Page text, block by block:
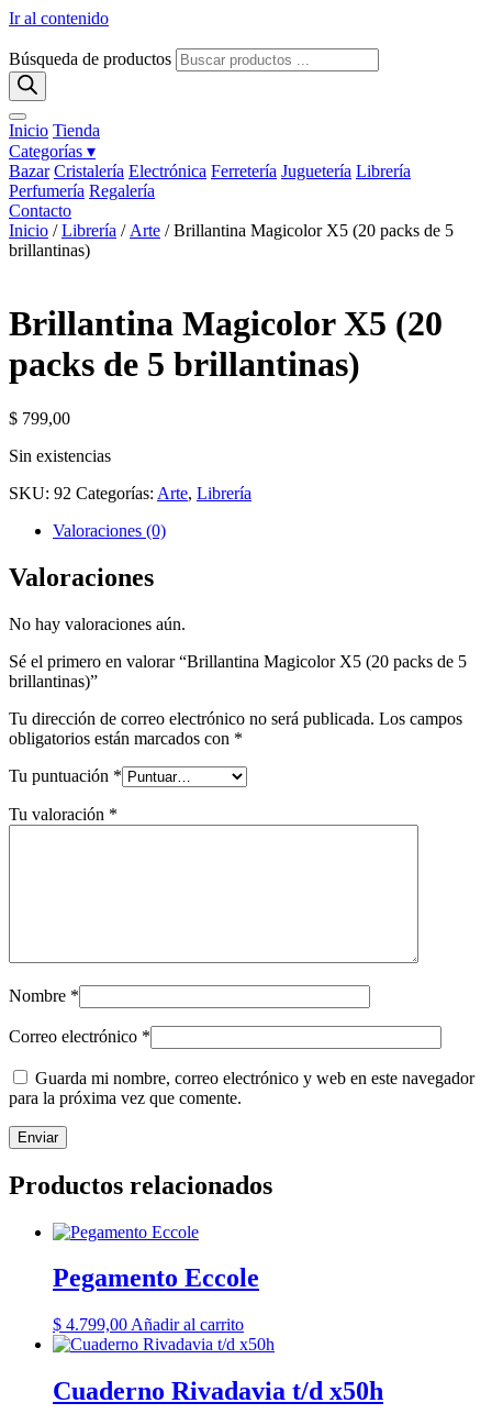
Ir al contenido
Búsqueda de productos
Inicio Tienda
Categorías ▾
Bazar Cristalería Electrónica Ferretería Juguetería Librería
Perfumería Regalería
Contacto
Inicio /Librería / Arte / Brillantina Magicolor X5 (20 packs de 5
brillantinas)
Brillantina Magicolor X5 (20
packs de 5 brillantinas)
$ 799,00
Sin existencias
SKU: 92 Categorías: Arte, Librería
Valoraciones (0)
Valoraciones
No hay valoraciones aún.
Sé el primero en valorar “Brillantina Magicolor X5 (20 packs de 5
brillantinas)”
Tu dirección de correo electrónico no será publicada. Los campos
obligatorios están marcados con *
Tu puntuación *
Tu valoración *
Nombre *
Correo electrónico *
Guarda mi nombre, correo electrónico y web en este navegador
para la próxima vez que comente.
Productos relacionados
Pegamento Eccole
$ 4.799,00 Añadir al carrito
Cuaderno Rivadavia t/d x50h